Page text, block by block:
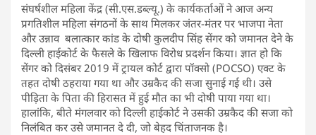
संघर्षशील महिला केंद्र (सी.एस.डब्ल्यू.) के कार्यकर्ताओं ने आज अन्य
प्रगतिशील महिला संगठनों के साथ मिलकर जंतर-मंतर पर भाजपा नेता
और उन्नाव बलात्कार कांड के दोषी कुलदीप सिंह सेंगर को जमानत देने के
दिल्ली हाईकोर्ट के फैसले के खिलाफ विरोध प्रदर्शन किया। ज्ञात हो कि
सेंगर को दिसंबर 2019 में ट्रायल कोर्ट द्वारा पॉक्सो (POCSO) एक्ट के
तहत दोषी ठहराया गया था और उम्रकैद की सजा सुनाई गई थी। उसे
पीड़िता के पिता की हिरासत में हुई मौत का भी दोषी पाया गया था।
हालांकि, बीते मंगलवार को दिल्ली हाईकोर्ट ने उसकी उम्रकैद की सजा को
निलंबित कर उसे जमानत दे दी, जो बेहद चिंताजनक है।